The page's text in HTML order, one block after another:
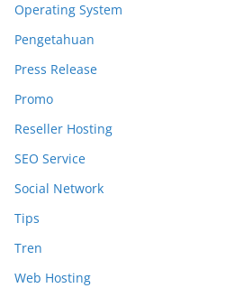
Operating System
Pengetahuan
Press Release
Promo
Reseller Hosting
SEO Service
Social Network
Tips
Tren
Web Hosting